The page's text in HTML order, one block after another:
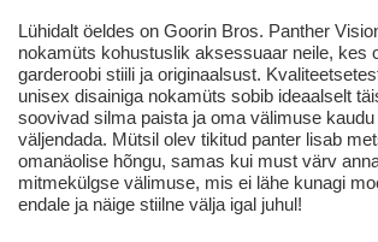
Lühidalt öeldes on Goorin Bros. Panther
nokamüts kohustuslik aksessuaar neile, kes
garderoobi stiili ja originaalsust.
unisex disainiga nokamüts sobib ideaalselt
soovivad silma paista ja oma välimuse
väljendada. Mütsil olev tikitud panter lisab
omanäolise hõngu, samas kui must värv
mitmekülgse välimuse, mis ei lähe kunagi
endale ja näige stiilne välja igal juhul!